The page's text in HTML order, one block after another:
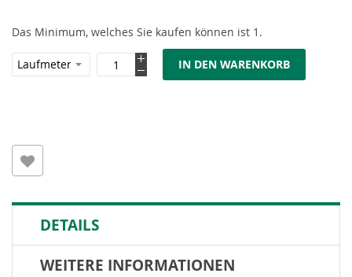
Das Minimum, welches Sie kaufen können ist 1.
IN DEN WARENKORB
DETAILS
WEITERE INFORMATIONEN